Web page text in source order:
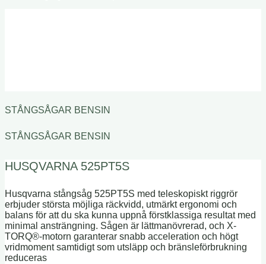
STÅNGSÅGAR BENSIN
STÅNGSÅGAR BENSIN
HUSQVARNA 525PT5S
Husqvarna stångsåg 525PT5S med teleskopiskt riggrör
erbjuder största möjliga räckvidd, utmärkt ergonomi och
balans för att du ska kunna uppnå förstklassiga resultat med
minimal ansträngning. Sågen är lättmanövrerad, och X-
TORQ®-motorn garanterar snabb acceleration och högt
vridmoment samtidigt som utsläpp och bränsleförbrukning
reduceras